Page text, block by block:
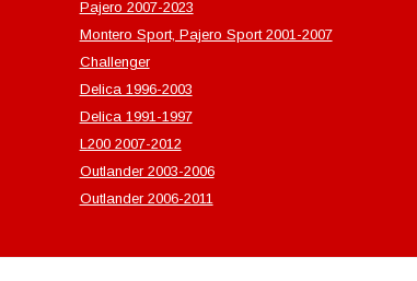
Pajero 2007-2023
Montero Sport, Pajero Sport 2001-2007
Challenger
Delica 1996-2003
Delica 1991-1997
L200 2007-2012
Outlander‎ 2003-2006
Outlander‎ 2006-2011